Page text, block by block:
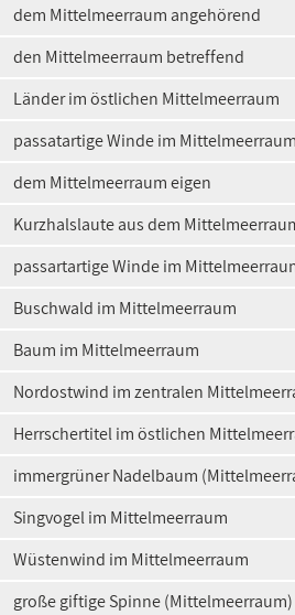
dem Mittelmeerraum angehörend
den Mittelmeerraum betreffend
Länder im östlichen Mittelmeerraum
passatartige Winde im Mittelmeerraum
dem Mittelmeerraum eigen
Kurzhalslaute aus dem
passartartige Winde im
Buschwald im Mittelmeerraum
Baum im Mittelmeerraum
Nordostwind im zentralen
Herrschertitel im östlichen
immergrüner Nadelbaum
Singvogel im Mittelmeerraum
Wüstenwind im Mittelmeerraum
große giftige Spinne (Mittelmeerraum)